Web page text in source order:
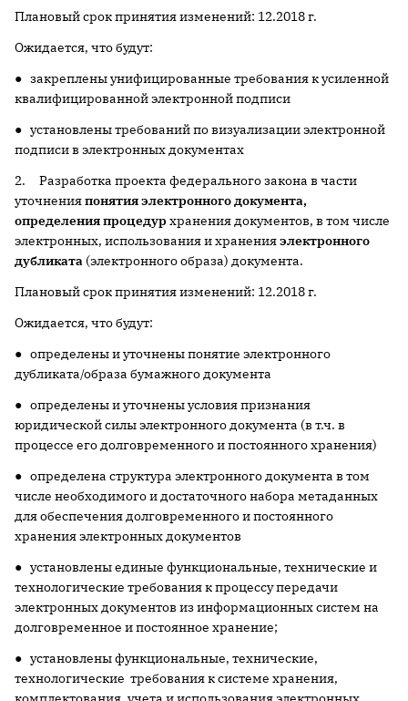
Плановый срок принятия изменений: 12.2018 г.
Ожидается, что будут:
● закреплены унифицированные требования к усиленной
квалифицированной электронной подписи
● установлены требований по визуализации электронной
подписи в электронных документах
2. Разработка проекта федерального закона в части
уточненияпонятия электронного документа,
определения процедурхранения документов, в том числе
электронных, использования и храненияэлектронного
дубликата (электронного образа) документа.
Плановый срок принятия изменений: 12.2018 г.
Ожидается, что будут:
● определены и уточнены понятие электронного
дубликата/образа бумажного документа
● определены и уточнены условия признания
юридической силы электронного документа (в т.ч. в
процессе его долговременного и постоянного хранения)
● определена структура электронного документа в том
числе необходимого и достаточного набора метаданных
для обеспечения долговременного и постоянного
хранения электронных документов
● установлены единые функциональные, технические и
технологические требования к процессу передачи
электронных документов из информационных систем на
долговременное и постоянное хранение;
● установлены функциональные, технические,
технологические требования к системе хранения,